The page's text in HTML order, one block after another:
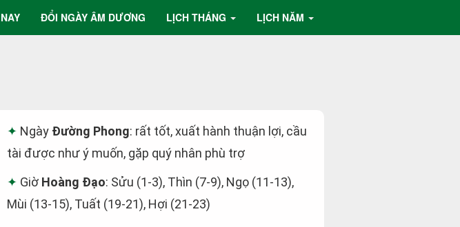
ĐỔI NGÀY ÂM DƯƠNG LỊCH THÁNG LỊCH NĂM
Ngày Đường Phong: rất tốt, xuất hành thuận lợi, cầu
tài được như ý muốn, gặp quý nhân phù trợ
Giờ Hoàng Đạo: Sửu (1-3), Thìn (7-9), Ngọ (11-13),
Mùi (13-15), Tuất (19-21), Hợi (21-23)